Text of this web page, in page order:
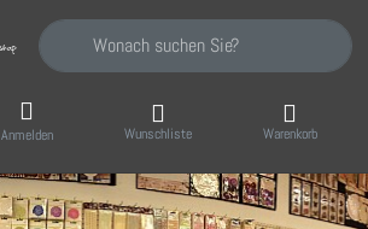
Geben Sie einen Suchbegriff ein. Während
Anmelden Wunschliste Warenkorb